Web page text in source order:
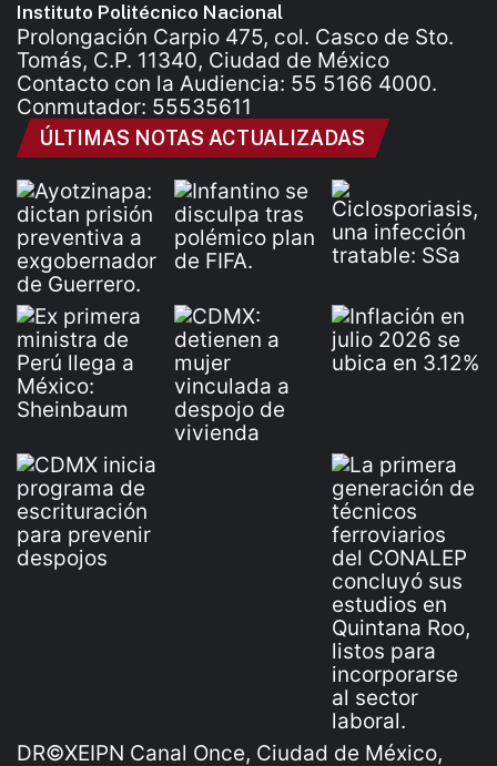
Instituto Politécnico Nacional
Prolongación Carpio 475, col. Casco de Sto.
Tomás, C.P. 11340, Ciudad de México
Contacto con la Audiencia: 55 5166 4000.
Conmutador: 55535611
ÚLTIMAS NOTAS ACTUALIZADAS
DR©XEIPN Canal Once, Ciudad de México,